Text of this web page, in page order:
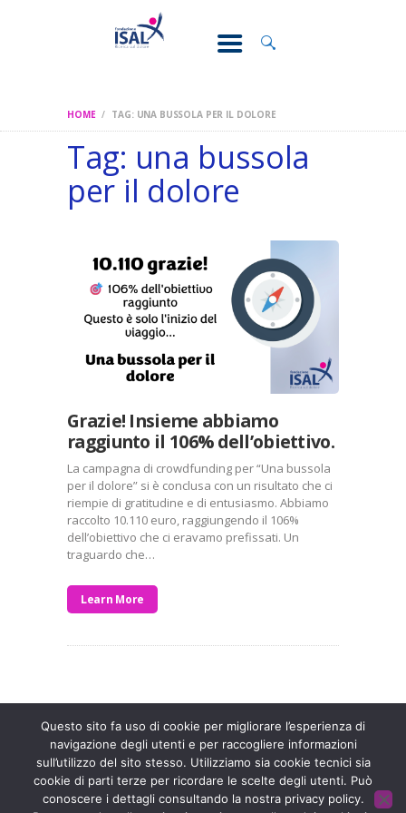
HOME TAG: UNA BUSSOLA PER IL DOLORE
Tag: una bussola
per il dolore
CONOSCI IL
DOLORE
RICERCA
FORMAZIONE
CHI SIAMO
Grazie! Insieme abbiamo
raggiunto il 106% dell’obiettivo.
La campagna di crowdfunding per “Una bussola
per il dolore” si è conclusa con un risultato che ci
riempie di gratitudine e di entusiasmo. Abbiamo
raccolto 10.110 euro, raggiungendo il 106%
dell’obiettivo che ci eravamo prefissati. Un
traguardo che…
Learn More
Fondazione ISAL © 2026 P. IVA 03932590403
Privacy Policy- Sviluppato da Archimede - A.S.I. srl
Questo sito fa uso di cookie per migliorare l’esperienza di
navigazione degli utenti e per raccogliere informazioni
sull’utilizzo del sito stesso. Utilizziamo sia cookie tecnici sia
cookie di parti terze per ricordare le scelte degli utenti. Può
conoscere i dettagli consultando la nostra privacy policy.